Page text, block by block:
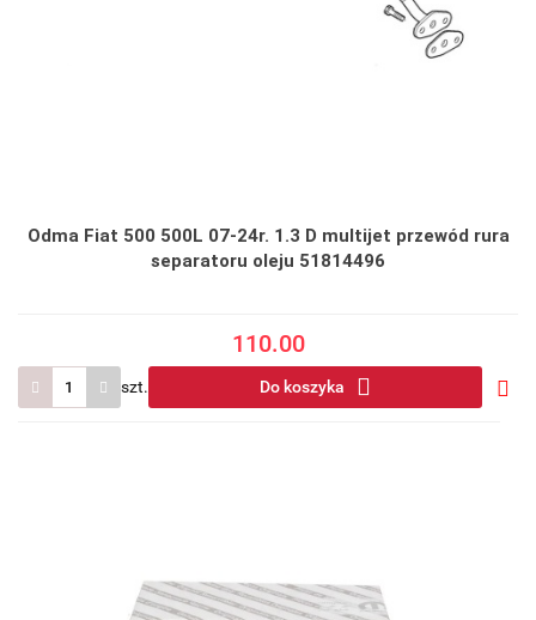
Odma Fiat 500 500L 07-24r. 1.3 D multijet przewód rura
separatoru oleju 51814496
110.00
szt. Do koszyka